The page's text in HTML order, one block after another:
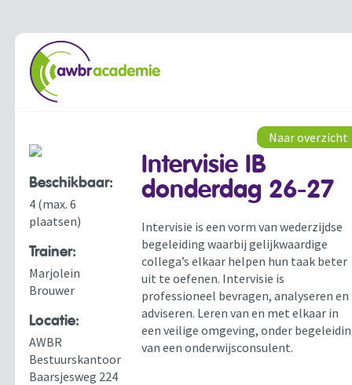
Beschikbaar:
4 (max. 6
plaatsen)
Trainer:
Marjolein
Brouwer
Locatie:
AWBR
Bestuurskantoor
Baarsjesweg 224
Naar overzicht
Intervisie IB
donderdag 26-27
Intervisie is een vorm van wederzijdse
begeleiding waarbij gelijkwaardige
collega’s elkaar helpen hun taak beter
uit te oefenen. Intervisie is
professioneel bevragen, analyseren en
adviseren. Leren van en met elkaar in
een veilige omgeving, onder
van een onderwijsconsulent.